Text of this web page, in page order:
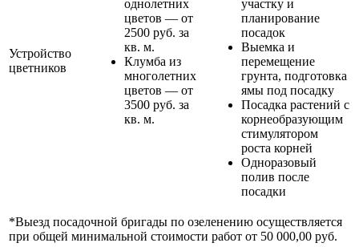
Устройство
цветников
однолетних
цветов — от
2500 руб. за
кв. м.
Клумба из
многолетних
цветов — от
3500 руб. за
кв. м.
участку и
планирование
посадок
Выемка и
перемещение
грунта, подготовка
ямы под посадку
Посадка растений с
корнеобразующим
стимулятором
роста корней
Одноразовый
полив после
посадки
*Выезд посадочной бригады по озеленению осуществляется
при общей минимальной стоимости работ от 50 000,00 руб.